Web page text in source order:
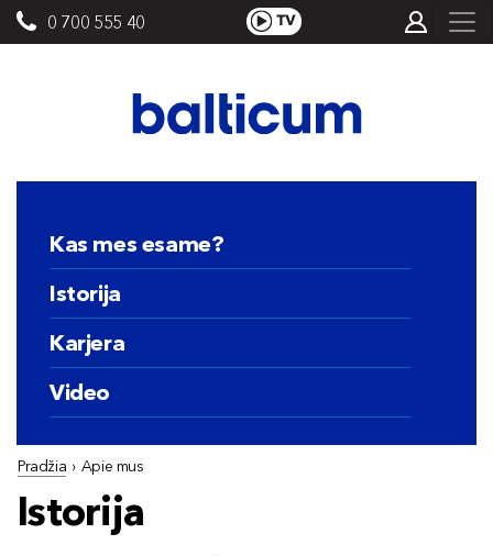
0 700 555 40
Kas mes esame?
Istorija
Karjera
Video
Pradžia › Apie mus
Istorija